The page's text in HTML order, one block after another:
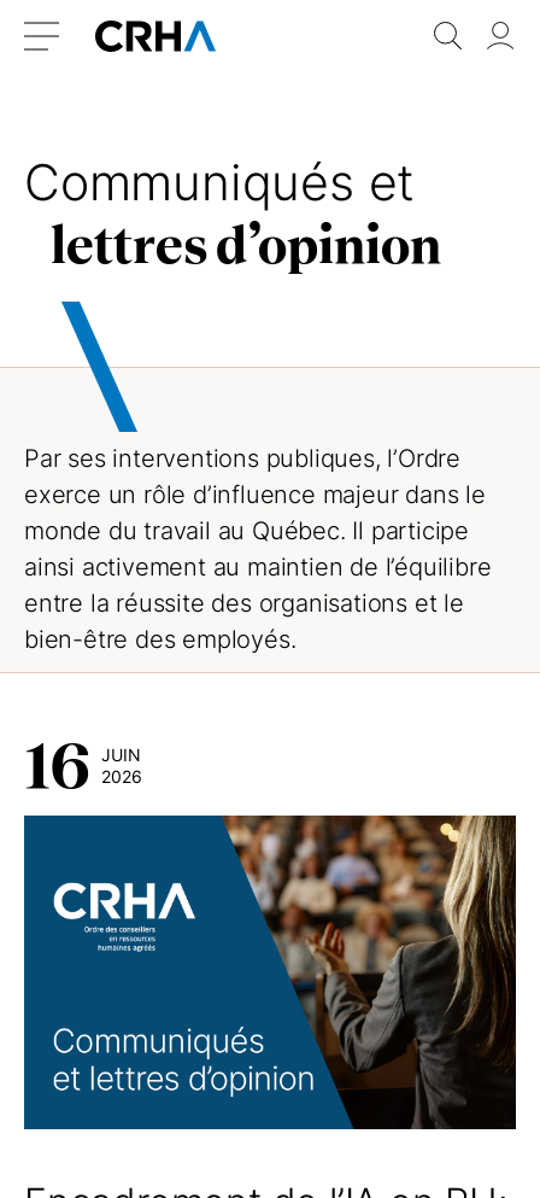
Retour
Communiqués et
lettres d’opinion
Par ses interventions publiques, l’Ordre
exerce un rôle d’influence majeur dans le
monde du travail au Québec. Il participe
ainsi activement au maintien de l’équilibre
entre la réussite des organisations et le
bien-être des employés.
16 JUIN
2026